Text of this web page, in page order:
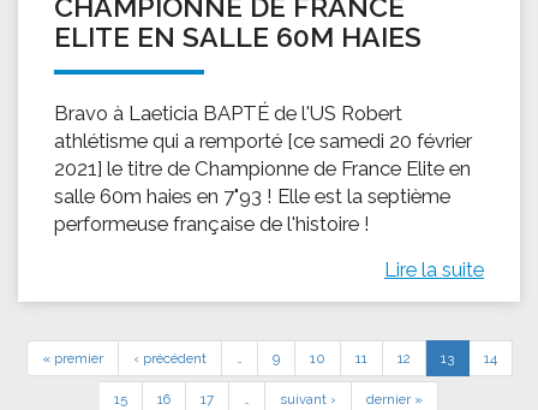
CHAMPIONNE DE FRANCE
ELITE EN SALLE 60M HAIES
Bravo à Laeticia BAPTÉ de l'US Robert
athlétisme qui a remporté [ce samedi 20 février
2021] le titre de Championne de France Elite en
salle 60m haies en 7"93 ! Elle est la septième
performeuse française de l'histoire !
Lire la suite
« premier ‹ précédent … 9 10 11 12 13 14
15 16 17 … suivant › dernier »